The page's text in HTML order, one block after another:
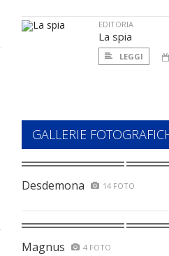
EDITORIA
La spia
LEGGI
GALLERIE
Desdemona 14 FOTO
Magnus 4 FOTO